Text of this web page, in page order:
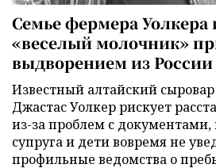
Семье фермера Уолкера
«веселый молочник»
выдворением из России
Известный алтайский
Джастас Уолкер рискует
из-за проблем с документами,
супруга и дети вовремя не
профильные ведомства о